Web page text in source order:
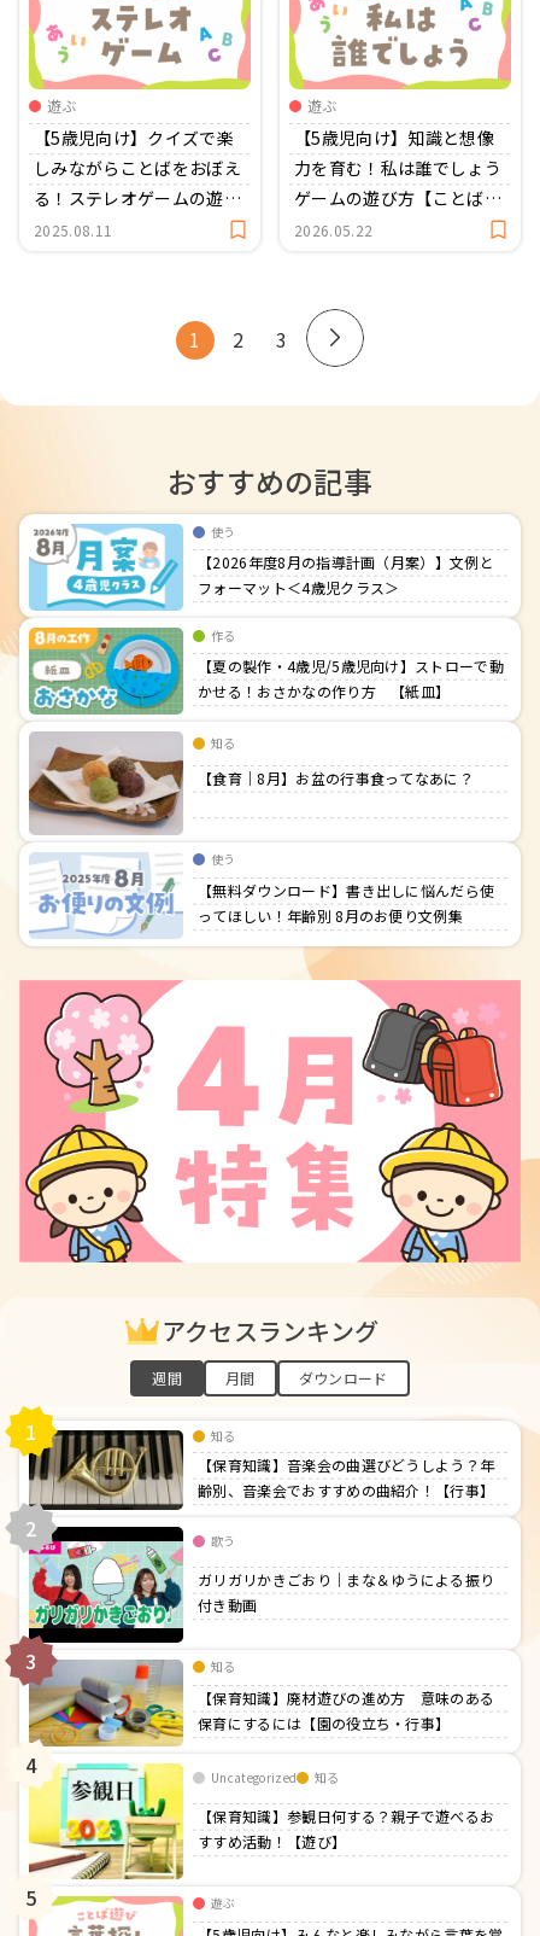
遊ぶ
【5歳児向け】クイズで楽
しみながらことばをおぼえ
る！ステレオゲームの遊び
方【ことば遊び】
2025.08.11
遊ぶ
【5歳児向け】知識と想像
力を育む！私は誰でしょう
ゲームの遊び方【ことば遊
び】
2026.05.22
投
の
ー
ジ
り
1 2 3
おすすめの記事
使う
【2026年度8月の指導計画（月案）】文例と
フォーマット＜4歳児クラス＞
作る
【夏の製作・4歳児/5歳児向け】ストローで動
かせる！おさかなの作り方 【紙皿】
知る
【食育｜8月】お盆の行事食ってなあに？
使う
【無料ダウンロード】書き出しに悩んだら使
ってほしい！年齢別 8月のお便り文例集
アクセスランキング
週間 月間 ダウンロード
1 知る
【保育知識】音楽会の曲選びどうしよう？年
齢別、音楽会でおすすめの曲紹介！【行事】
2 歌う
ガリガリかきごおり｜まな＆ゆうによる振り
付き動画
3 知る
【保育知識】廃材遊びの進め方 意味のある
保育にするには【園の役立ち・行事】
4 Uncategorized 知る
【保育知識】参観日何する？親子で遊べるお
すすめ活動！【遊び】
5 遊ぶ